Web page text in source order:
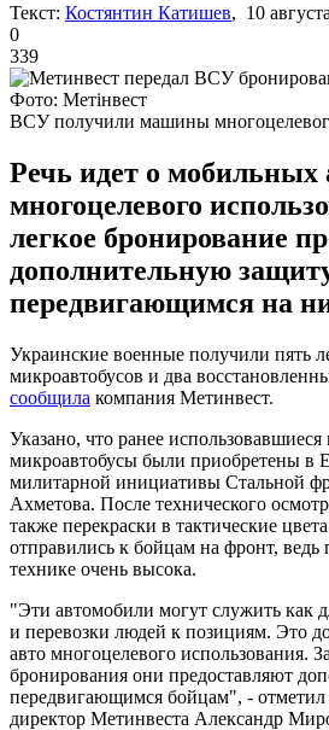
Текст: Костянтин Катишев, 10
0
339
Фото: Метінвест
ВСУ получили машины
Речь идет о мобильных
многоцелевого
легкое бронирование
дополнительную
передвигающимся на
Украинские военные получили пять
микроавтобусов и два
сообщила компания Метинвест.
Указано, что ранее использовавшиеся
микроавтобусы были приобретены в
милитарной инициативы Стальной
Ахметова. После технического
также перекраски в тактические
отправились к бойцам на фронт, ведь
технике очень высока.
"Эти автомобили могут служить как
и перевозки людей к позициям. Это
авто многоцелевого использования.
бронирования они предоставляют
передвигающимся бойцам", -
директор Метинвеста Александр